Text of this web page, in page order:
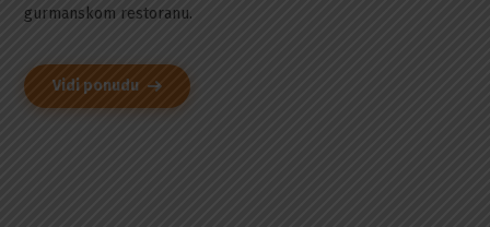
gurmanskom restoranu.
Vidi ponudu